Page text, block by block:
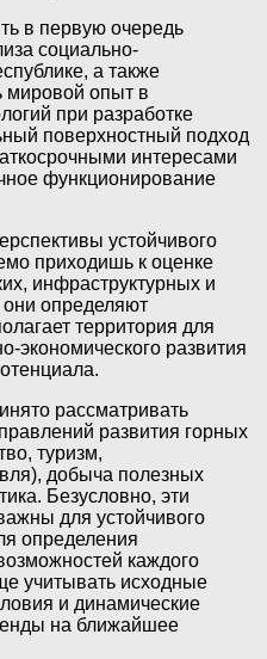
в первую очередь
социально-
а также
мировой опыт в
при разработке
поверхностный подход
интересами
функционирование
устойчивого
приходишь к оценке
инфраструктурных и
определяют
территория для
экономического развития
рассматривать
развития горных
туризм,
добыча полезных
Безусловно, эти
для устойчивого
определения
каждого
учитывать исходные
и динамические
на ближайшее